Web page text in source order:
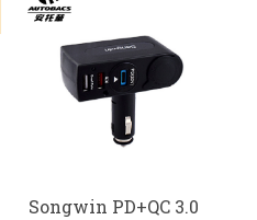
Songwin PD+QC 3.0